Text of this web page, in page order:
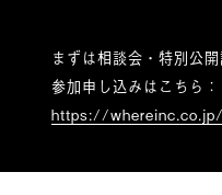
まずは相談会・特別公開
参加申し込みはこちら：
https://